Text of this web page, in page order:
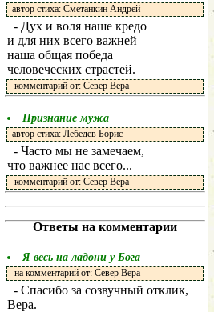
автор стиха: Сметанкин Андрей
- Дух и воля наше кредо
и для них всего важней
наша общая победа
человеческих страстей.
комментарий от: Север Вера
Признание мужа
автор стиха: Лебедев Борис
- Часто мы не замечаем,
что важнее нас всего...
комментарий от: Север Вера
Ответы на комментарии
Я весь на ладони у Бога
на комментарий от: Север Вера
- Спасибо за созвучный отклик,
Вера.